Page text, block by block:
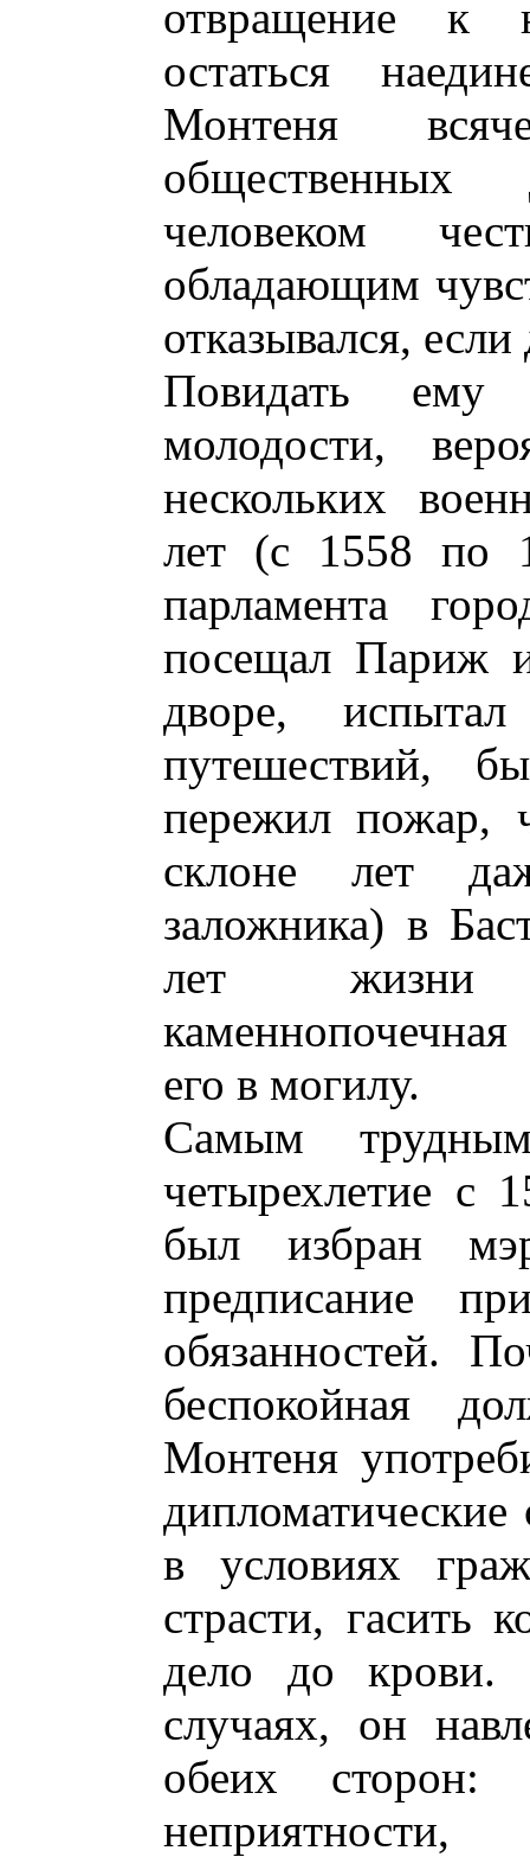
отвращение к
остаться
Монтеня
человеком
обладающим
отказывался,
Повидать
молодости,
нескольких
лет (с 1558 по
парламента
посещал Париж
дворе, испытал
путешествий,
пережил пожар,
склоне лет
заложника) в
лет жизни
его в могилу.
Самым
четырехлетие с
был избран
предписание
обязанностей.
беспокойная
Монтеня
в условиях
страсти, гасить
дело до крови.
случаях, он
обеих сторон: